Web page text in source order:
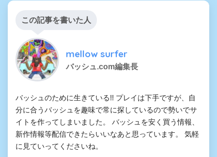
この記事を書いた人
mellow surfer
バッシュ.com編集長
バッシュのために生きている!! プレイは下手ですが、自
分に合うバッシュを趣味で常に探しているので勢いでサ
イトを作ってしまいました。 バッシュを安く買う情報、
新作情報等配信できたらいいなあと思っています。 気軽
に見ていってくださいね。